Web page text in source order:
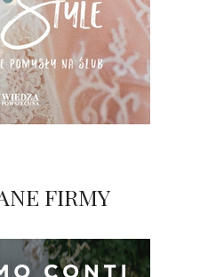
FIRMY